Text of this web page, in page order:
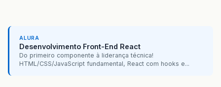
ALURA
Desenvolvimento Front-End React
Do primeiro componente à liderança técnica!
HTML/CSS/JavaScript fundamental, React com hooks e...